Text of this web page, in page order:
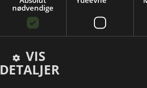
nødvendige
VIS
DETALJER